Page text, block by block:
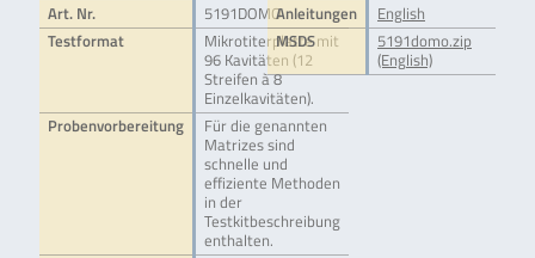
Art. Nr.
5191DOMO
Testformat
Mikrotiterplatte mit
96 Kavitäten (12
Streifen à 8
Einzelkavitäten).
Probenvorbereitung
Für die genannten
Matrizes sind
schnelle und
effiziente Methoden
in der
Testkitbeschreibung
enthalten.
Anleitungen
English
MSDS
5191domo.zip
(English)